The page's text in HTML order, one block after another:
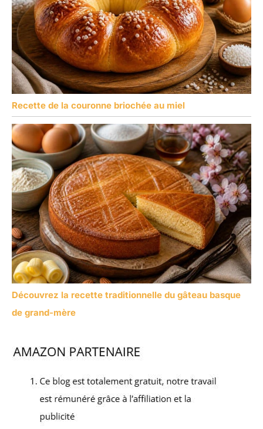
Recette de la couronne briochée au miel
Découvrez la recette traditionnelle du gâteau basque
de grand-mère